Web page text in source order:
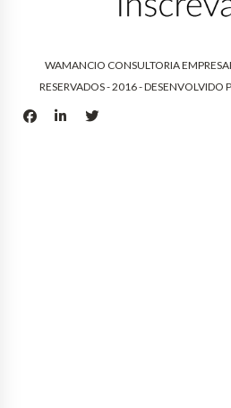
WAMANCIO CONSULTORIA
RESERVADOS - 2016 - DESENVOLVIDO